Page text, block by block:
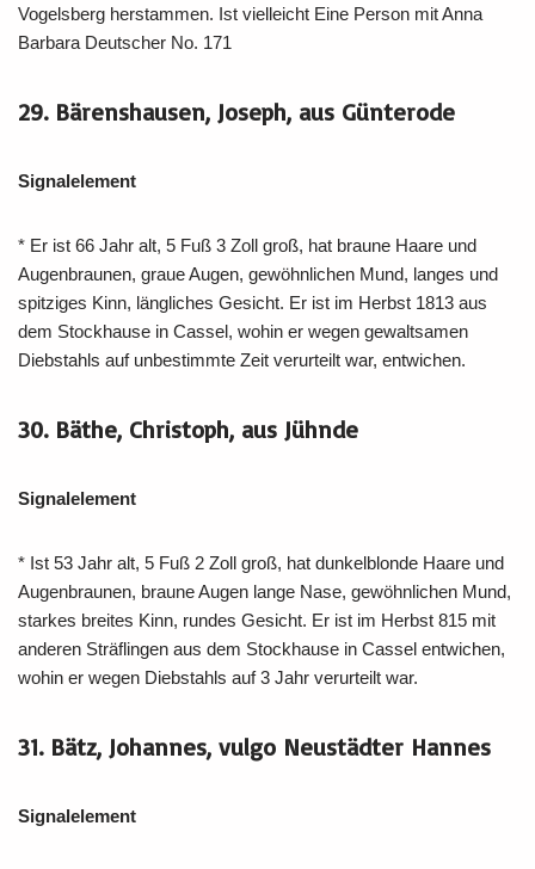
Vogelsberg herstammen. Ist vielleicht Eine Person mit Anna
Barbara Deutscher No. 171
29. Bärenshausen, Joseph, aus Günterode
Signalelement
* Er ist 66 Jahr alt, 5 Fuß 3 Zoll groß, hat braune Haare und
Augenbraunen, graue Augen, gewöhnlichen Mund, langes und
spitziges Kinn, längliches Gesicht. Er ist im Herbst 1813 aus
dem Stockhause in Cassel, wohin er wegen gewaltsamen
Diebstahls auf unbestimmte Zeit verurteilt war, entwichen.
30. Bäthe, Christoph, aus Jühnde
Signalelement
* Ist 53 Jahr alt, 5 Fuß 2 Zoll groß, hat dunkelblonde Haare und
Augenbraunen, braune Augen lange Nase, gewöhnlichen Mund,
starkes breites Kinn, rundes Gesicht. Er ist im Herbst 815 mit
anderen Sträflingen aus dem Stockhause in Cassel entwichen,
wohin er wegen Diebstahls auf 3 Jahr verurteilt war.
31. Bätz, Johannes, vulgo Neustädter Hannes
Signalelement